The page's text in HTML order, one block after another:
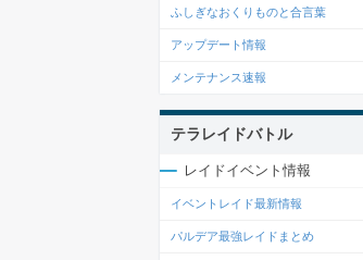
ふしぎなおくりものと合言葉
アップデート情報
メンテナンス速報
テラレイドバトル
レイドイベント情報
イベントレイド最新情報
パルデア最強レイドまとめ